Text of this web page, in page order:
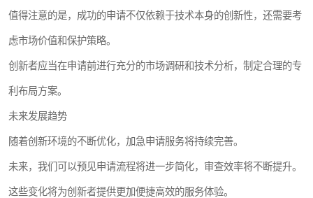
值得注意的是，成功的申请不仅依赖于技术本身的创新性，还需要考
虑市场价值和保护策略。
创新者应当在申请前进行充分的市场调研和技术分析，制定合理的专
利布局方案。
未来发展趋势
随着创新环境的不断优化，加急申请服务将持续完善。
未来，我们可以预见申请流程将进一步简化，审查效率将不断提升。
这些变化将为创新者提供更加便捷高效的服务体验。